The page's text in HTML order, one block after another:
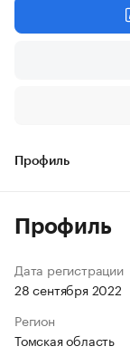
Профиль
Профиль
Дата регистрации
28 сентября 2022
Регион
Томская область